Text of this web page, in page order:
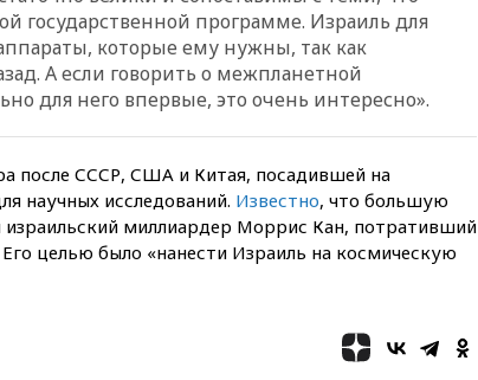
11:58Резаи: Иран не допустит
открытия второго маршрута в
Ормузском проливе
11:48Жители Москвы и
11:41ТПП предлагает
изменить процедуру
банкротства для
пострадавших от атак БПЛА
запуск мессенджера на
государственной программе. Израиль для
которые ему нужны, так как
А если говорить о межпланетной
для него впервые, это очень интересно».
после СССР, США и Китая, посадившей на
научных исследований. Известно, что большую
израильский миллиардер Моррис Кан, потративший
целью было «нанести Израиль на космическую